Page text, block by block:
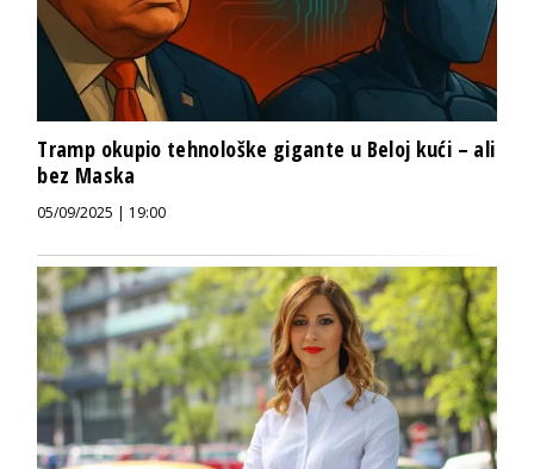
Tramp okupio tehnološke gigante u Beloj kući – ali
bez Maska
05/09/2025 | 19:00